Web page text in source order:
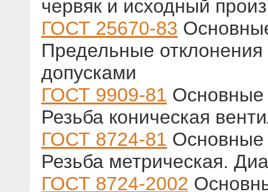
червяк и исходный
ГОСТ 25670-83
Предельные
допусками
ГОСТ 9909-81 Основные
Резьба коническая
ГОСТ 8724-81 Основные
Резьба метрическая.
ГОСТ 8724-2002